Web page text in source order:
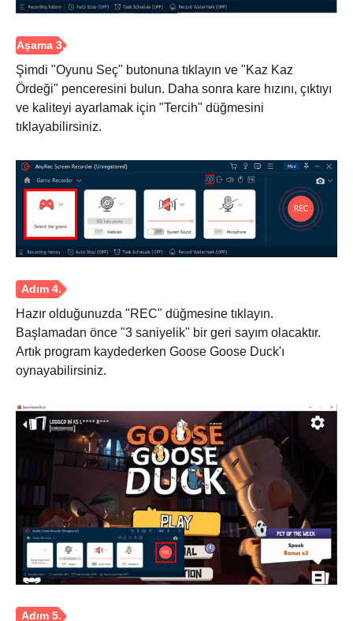
Adım 2.
Aşama 3.
Şimdi "Oyunu Seç" butonuna tıklayın ve "Kaz Kaz
Ördeği" penceresini bulun. Daha sonra kare hızını, çıktıyı
ve kaliteyi ayarlamak için "Tercih" düğmesini
tıklayabilirsiniz.
Hazır olduğunuzda "REC" düğmesine tıklayın.
Başlamadan önce "3 saniyelik" bir geri sayım olacaktır.
Artık program kaydederken Goose Goose Duck'ı
oynayabilirsiniz.